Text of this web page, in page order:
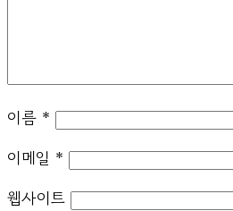
이름 *
이메일 *
웹사이트